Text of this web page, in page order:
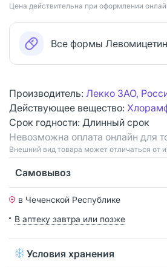
Цена действительна при оформлении
Все формы Левомицетин
Производитель: Лекко ЗАО,
Действующее вещество:
Срок годности: Длинный срок
Невозможна оплата онлайн для
Bнешний вид товара может отличаться от
Самовывоз
в Чеченской Республике
В аптеку завтра или позже
Условия хранения